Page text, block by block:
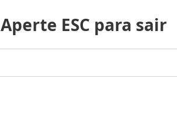
Aperte ESC para sair